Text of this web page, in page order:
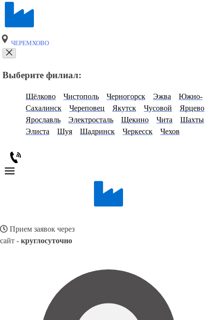
ЧЕРЕМХОВО
Выберите филиал:
Щёлково Чистополь Черногорск Эжва
Южно-
Сахалинск
Череповец Якутск Чусовой
Ярцево
Ярославль
Электросталь Щекино Чита
Шахты
Элиста
Шуя Шадринск Черкесск Чехов
Прием заявок через
сайт - круглосуточно